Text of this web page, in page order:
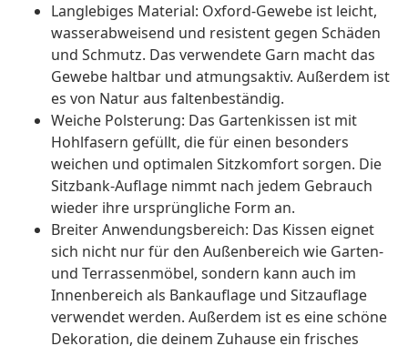
Langlebiges Material: Oxford-Gewebe ist leicht,
wasserabweisend und resistent gegen Schäden
und Schmutz. Das verwendete Garn macht das
Gewebe haltbar und atmungsaktiv. Außerdem ist
es von Natur aus faltenbeständig.
Weiche Polsterung: Das Gartenkissen ist mit
Hohlfasern gefüllt, die für einen besonders
weichen und optimalen Sitzkomfort sorgen. Die
Sitzbank-Auflage nimmt nach jedem Gebrauch
wieder ihre ursprüngliche Form an.
Breiter Anwendungsbereich: Das Kissen eignet
sich nicht nur für den Außenbereich wie Garten-
und Terrassenmöbel, sondern kann auch im
Innenbereich als Bankauflage und Sitzauflage
verwendet werden. Außerdem ist es eine schöne
Dekoration, die deinem Zuhause ein frisches